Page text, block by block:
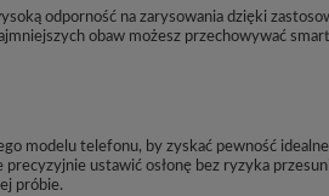
odporność na zarysowania dzięki
obaw możesz przechowywać
modelu telefonu, by zyskać pewność
ustawić osłonę bez ryzyka
próbie.